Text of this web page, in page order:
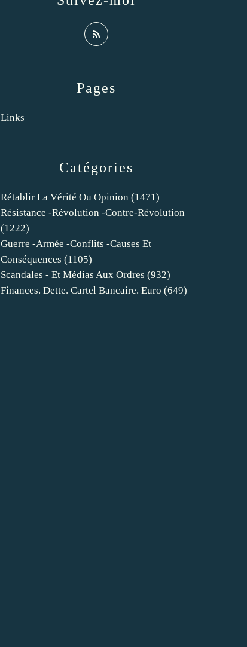
Catégories
Rétablir La Vérité Ou Opinion (1471)
Résistance -révolution -contre-Révolution
(1222)
Guerre -armée -conflits -causes Et
Conséquences (1105)
Scandales - Et Médias Aux Ordres (932)
Finances. Dette. Cartel Bancaire. Euro (649)
Pages
Links